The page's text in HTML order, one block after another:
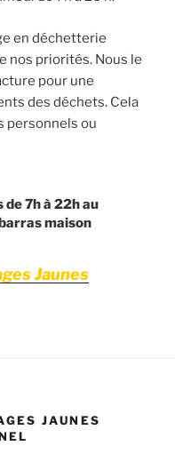
en déchetterie
nos priorités. Nous le
pour une
des déchets. Cela
personnels ou
7h à 22h au
maison
Jaunes
JAUNES